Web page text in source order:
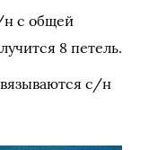
н с общей
8 петель.
с/н